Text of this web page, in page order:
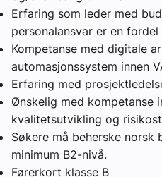
Erfaring som leder med
personalansvar er en fordel
Kompetanse med digitale
automasjonssystem innen
Erfaring med
Ønskelig med kompetanse
kvalitetsutvikling og
Søkere må beherske
minimum B2-nivå.
Førerkort klasse B